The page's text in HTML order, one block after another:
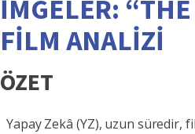
İMGELER:
FİLM ANALİZİ
ÖZET
Yapay Zekâ (YZ), uzun süredir,